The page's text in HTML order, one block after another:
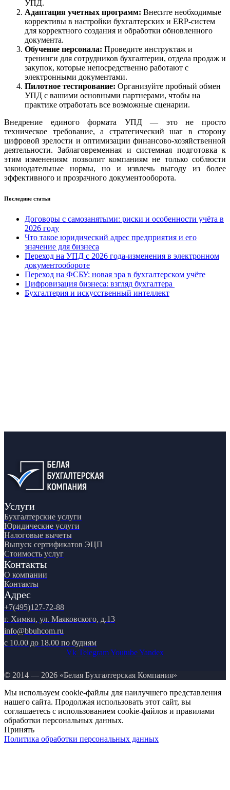
УПД.
Адаптация учетных программ: Внесите необходимые
коррективы в настройки бухгалтерских и ERP-систем
для корректного создания и обработки обновленного
документа.
Обучение персонала: Проведите инструктаж и
тренинги для сотрудников бухгалтерии, отдела продаж и
закупок, которые непосредственно работают с
электронными документами.
Пилотное тестирование: Организуйте пробный обмен
УПД с вашими основными партнерами, чтобы на
практике отработать все возможные сценарии.
Внедрение единого формата УПД — это не просто
техническое требование, а стратегический шаг в сторону
цифровой зрелости и оптимизации финансово-хозяйственной
деятельности. Заблаговременная и системная подготовка к
этим изменениям позволит компаниям не только соблюсти
законодательные нормы, но и извлечь выгоду из более
эффективного и прозрачного документооборота.
Последние статьи
Договоры с самозанятыми: риски и особенности учёта в
2026 году
Что такое юридический адрес предприятия и его
значение для бизнеса
Переход на УПД с 2026 года-изменения в электронном
документообороте
Переход на ФСБУ: новая эра в бухгалтерском учёте
Цифровизация бизнеса: взгляд бухгалтера
Бухгалтерия и искусственный интеллект
Услуги
Бухгалтерские услуги
Юридические услуги
Налоговые вычеты
Выпуск сертификатов ЭЦП
Стоимость услуг
Контакты
О компании
Контакты
Адрес
+7(495)127-72-88
г. Химки, ул. Маяковского, д.13
info@bbuhcom.ru
c 10.00 до 18.00 по будням
Vk TelegramYoutubeYandex
© 2014 — 2026 «Белая Бухгалтерская Компания»
Мы используем cookie-файлы для наилучшего представления
нашего сайта. Продолжая использовать этот сайт, вы
соглашаетесь с использованием cookie-файлов и правилами
обработки персональных данных.
Принять
Политика обработки персональных данных